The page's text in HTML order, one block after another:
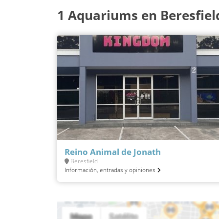
1 Aquariums en
Reino Animal de Jonath
Beresfield
Información, entradas y opiniones